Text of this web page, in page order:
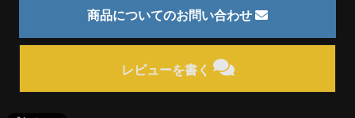
商品についてのお問い合わせ
レビューを書く